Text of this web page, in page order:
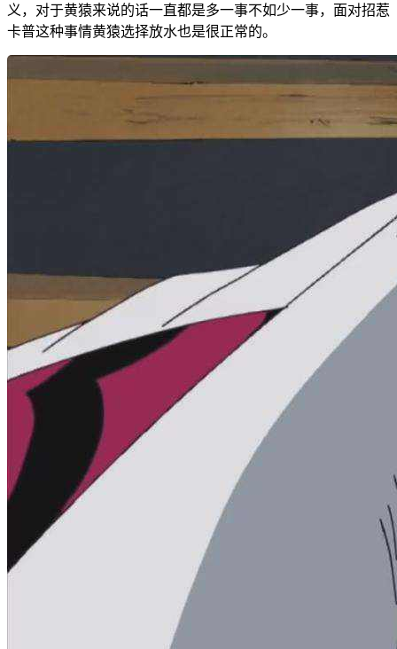
义，对于黄猿来说的话一直都是多一事不如少一事，面对招惹
卡普这种事情黄猿选择放水也是很正常的。